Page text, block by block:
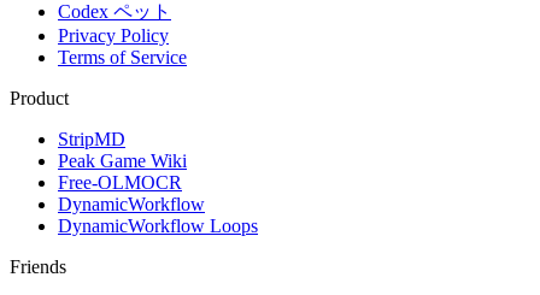
Codex ペット
Privacy Policy
Terms of Service
Product
StripMD
Peak Game Wiki
Free-OLMOCR
DynamicWorkflow
DynamicWorkflow Loops
Friends